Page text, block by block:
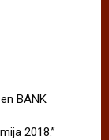
BANK
2018.”